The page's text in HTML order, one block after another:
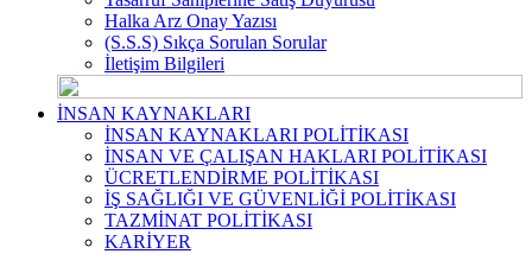
Halka Arz Onay Yazısı
(S.S.S) Sıkça Sorulan Sorular
İletişim Bilgileri
İNSAN KAYNAKLARI
İNSAN KAYNAKLARI POLİTİKASI
İNSAN VE ÇALIŞAN HAKLARI POLİTİKASI
ÜCRETLENDİRME POLİTİKASI
İŞ SAĞLIĞI VE GÜVENLİĞİ POLİTİKASI
TAZMİNAT POLİTİKASI
KARİYER